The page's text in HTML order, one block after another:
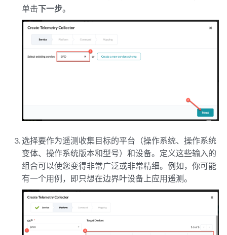
单击下一步。
选择要作为遥测收集目标的平台（操作系统、操作系统
变体、操作系统版本和型号）和设备。定义这些输入的
组合可以使您变得非常广泛或非常精细。例如，你可能
有一个用例，即只想在边界叶设备上应用遥测。